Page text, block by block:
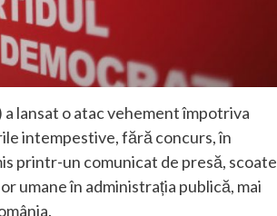
lansat o atac vehement împotriva
intempestive, fără concurs, în
printr-un comunicat de presă, scoate
umane în administrația publică, mai